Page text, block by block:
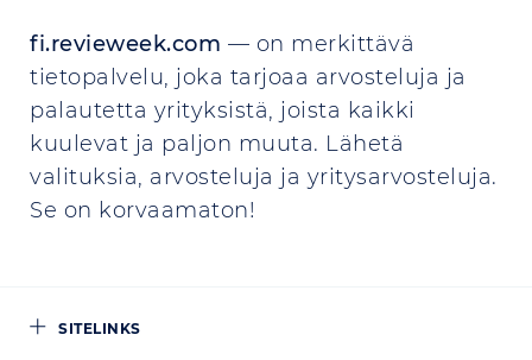
fi.revieweek.com — on merkittävä
tietopalvelu, joka tarjoaa arvosteluja ja
palautetta yrityksistä, joista kaikki
kuulevat ja paljon muuta. Lähetä
valituksia, arvosteluja ja yritysarvosteluja.
Se on korvaamaton!
SITELINKS